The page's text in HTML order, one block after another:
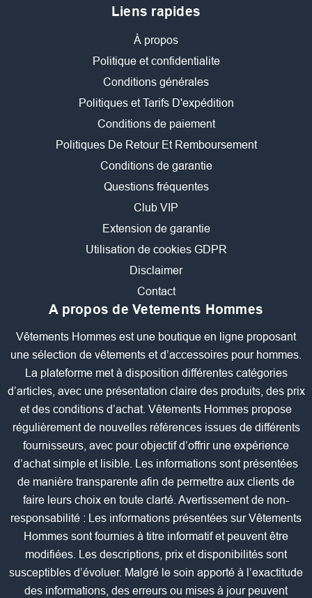
Liens rapides
À propos
Politique et confidentialite
Conditions générales
Politiques et Tarifs D'expédition
Conditions de paiement
Politiques De Retour Et Remboursement
Conditions de garantie
Questions fréquentes
Club VIP
Extension de garantie
Utilisation de cookies GDPR
Disclaimer
Contact
A propos de Vetements Hommes
Vêtements Hommes est une boutique en ligne proposant
une sélection de vêtements et d’accessoires pour hommes.
La plateforme met à disposition différentes catégories
d’articles, avec une présentation claire des produits, des prix
et des conditions d’achat. Vêtements Hommes propose
régulièrement de nouvelles références issues de différents
fournisseurs, avec pour objectif d’offrir une expérience
d’achat simple et lisible. Les informations sont présentées
de manière transparente afin de permettre aux clients de
faire leurs choix en toute clarté. Avertissement de non-
responsabilité : Les informations présentées sur Vêtements
Hommes sont fournies à titre informatif et peuvent être
modifiées. Les descriptions, prix et disponibilités sont
susceptibles d’évoluer. Malgré le soin apporté à l’exactitude
des informations, des erreurs ou mises à jour peuvent